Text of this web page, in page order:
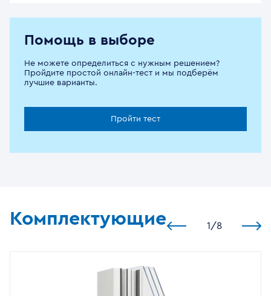
Помощь в выборе
Не можете определиться с нужным решением?
Пройдите простой онлайн-тест и мы подберём
лучшие варианты.
Пройти тест
Комплектующие 1 /8